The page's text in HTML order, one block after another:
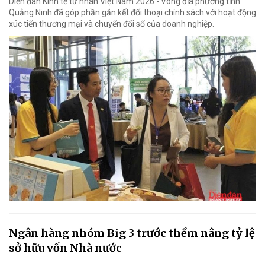
Quảng Ninh đã góp phần gắn kết đối thoại chính sách với hoạt động
xúc tiến thương mại và chuyển đổi số của doanh nghiệp.
Ngân hàng nhóm Big 3 trước thềm nâng tỷ lệ
sở hữu vốn Nhà nước